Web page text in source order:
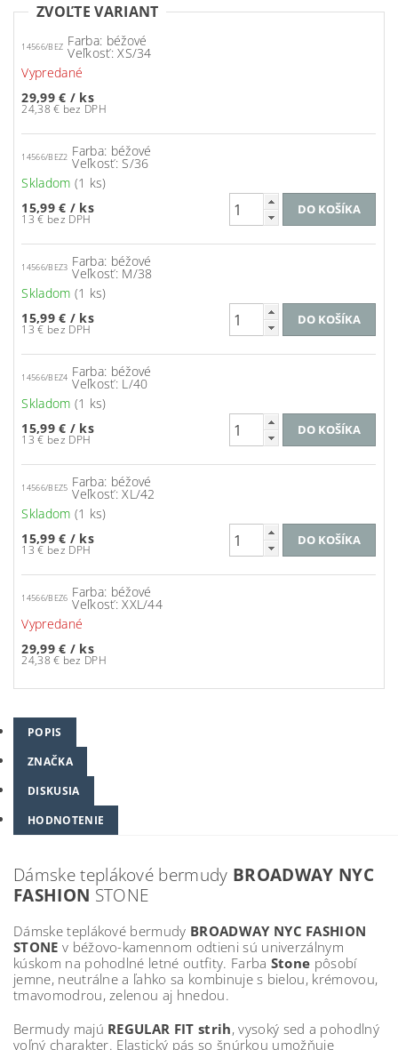
ZVOĽTE VARIANT
14566/BEZ Farba: béžové
Veľkosť: XS/34
Vypredané
29,99 € / ks
24,38 € bez DPH
14566/BEZ2 Farba: béžové
Veľkosť: S/36
Skladom (1 ks)
15,99 € / ks
13 € bez DPH
14566/BEZ3 Farba: béžové
Veľkosť: M/38
Skladom (1 ks)
15,99 € / ks
13 € bez DPH
14566/BEZ4 Farba: béžové
Veľkosť: L/40
Skladom (1 ks)
15,99 € / ks
13 € bez DPH
14566/BEZ5 Farba: béžové
Veľkosť: XL/42
Skladom (1 ks)
15,99 € / ks
13 € bez DPH
14566/BEZ6 Farba: béžové
Veľkosť: XXL/44
Vypredané
29,99 € / ks
24,38 € bez DPH
POPIS
ZNAČKA
DISKUSIA
HODNOTENIE
Dámske teplákové bermudy BROADWAY NYC
FASHION STONE
Dámske teplákové bermudy BROADWAY NYC FASHION
STONE v béžovo-kamennom odtieni sú univerzálnym
kúskom na pohodlné letné outfity. Farba Stone pôsobí
jemne, neutrálne a ľahko sa kombinuje s bielou, krémovou,
tmavomodrou, zelenou aj hnedou.
Bermudy majú REGULAR FIT strih, vysoký sed a pohodlný
voľný charakter. Elastický pás so šnúrkou umožňuje